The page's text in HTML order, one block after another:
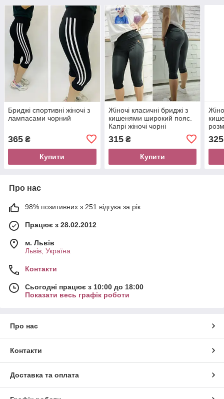
Бриджі спортивні жіночі з
лампасами чорний
365 ₴
Купити
Жіночі класичні бриджі з
кишенями широкий пояс.
Капрі жіночі чорні
315₴
Купити
325
Про нас
98% позитивних з 251 відгука за рік
Працює з 28.02.2012
м. Львів
Львів, Україна
Контакти
Сьогодні працює з 10:00 до 18:00
Показати весь графік роботи
Про нас
Контакти
Доставка та оплата